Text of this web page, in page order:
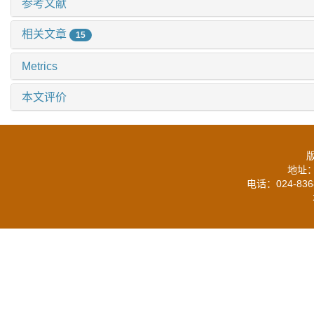
参考文献
相关文章 15
Metrics
本文评价
地址
电话：024-